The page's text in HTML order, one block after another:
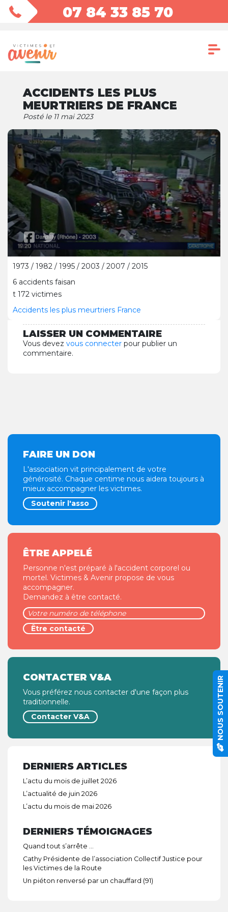
07 84 33 85 70
ACCIDENTS LES PLUS
MEURTRIERS DE FRANCE
Posté le 11 mai 2023
1973 / 1982 / 1995 / 2003 / 2007 / 2015
6 accidents faisan
t 172 victimes
Accidents les plus meurtriers France
LAISSER UN COMMENTAIRE
Vous devez vous connecter pour publier un
commentaire.
FAIRE UN DON
L'association vit principalement de votre
générosité. Chaque centime nous aidera toujours à
mieux accompagner les victimes.
Soutenir l'asso
ÊTRE APPELÉ
Personne n'est préparé à l'accident corporel ou
mortel. Victimes & Avenir propose de vous
accompagner.
Demandez à être contacté.
CONTACTER V&A
Vous préférez nous contacter d'une façon plus
traditionnelle.
Contacter V&A
DERNIERS ARTICLES
L’actu du mois de juillet 2026
L’actualité de juin 2026
L’actu du mois de mai 2026
DERNIERS TÉMOIGNAGES
Quand tout s’arrête …
Cathy Présidente de l’association Collectif Justice pour
les Victimes de la Route
Un piéton renversé par un chauffard (91)
NOUS SOUTENIR